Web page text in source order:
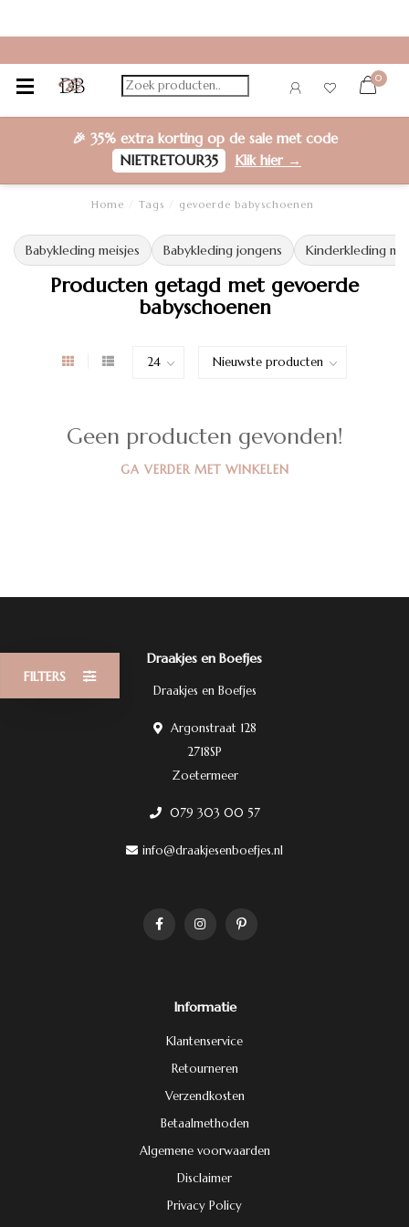
0
🎉 35% extra kortingop de sale met code
NIETRETOUR35
Klik hier →
Home Tags gevoerde babyschoenen
Babykleding meisjes Babykleding jongens Kinderkleding
Producten getagd met gevoerde
babyschoenen
FILTERS
Geen producten gevonden!
GA VERDER MET WINKELEN
Draakjes en Boefjes
Draakjes en Boefjes
Argonstraat 128
2718SP
Zoetermeer
079 303 00 57
info@draakjesenboefjes.nl
Informatie
Klantenservice
Retourneren
Verzendkosten
Betaalmethoden
Algemene voorwaarden
Disclaimer
Privacy Policy